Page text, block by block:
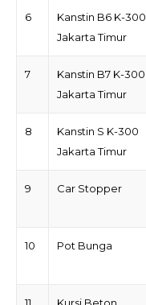
6
Kanstin B6 K-300
Jakarta Timur
7
Kanstin B7 K-300
Jakarta Timur
8
Kanstin S K-300
Jakarta Timur
9 Car Stopper
10 Pot Bunga